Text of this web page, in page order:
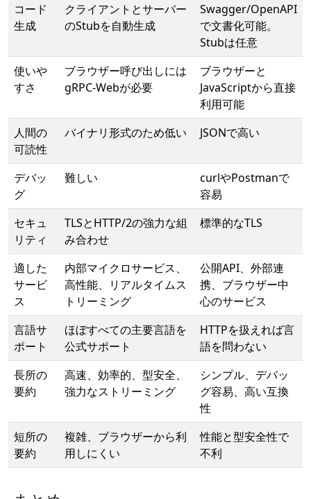
コード
生成
クライアントとサーバー
のStubを自動生成
Swagger/OpenAPI
で文書化可能。
Stubは任意
使いや
すさ
ブラウザー呼び出しには
gRPC-Webが必要
ブラウザーと
JavaScriptから直接
利用可能
人間の
可読性
バイナリ形式のため低い JSONで高い
デバッ
グ
難しい
curlやPostmanで
容易
セキュ
リティ
TLSとHTTP/2の強力な組
み合わせ
標準的なTLS
適した
サービ
ス
内部マイクロサービス、
高性能、リアルタイムス
トリーミング
公開API、外部連
携、ブラウザー中
心のサービス
言語サ
ポート
ほぼすべての主要言語を
公式サポート
HTTPを扱えれば言
語を問わない
長所の
要約
高速、効率的、型安全、
強力なストリーミング
シンプル、デバッ
グ容易、高い互換
性
短所の
要約
複雑、ブラウザーから利
用しにくい
性能と型安全性で
不利